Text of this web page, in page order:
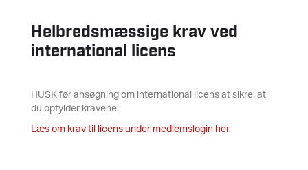
Helbredsmæssige krav ved
international licens
HUSK før ansøgning om international licens at sikre, at
du opfylder kravene.
Læs om krav til licens under medlemslogin her.